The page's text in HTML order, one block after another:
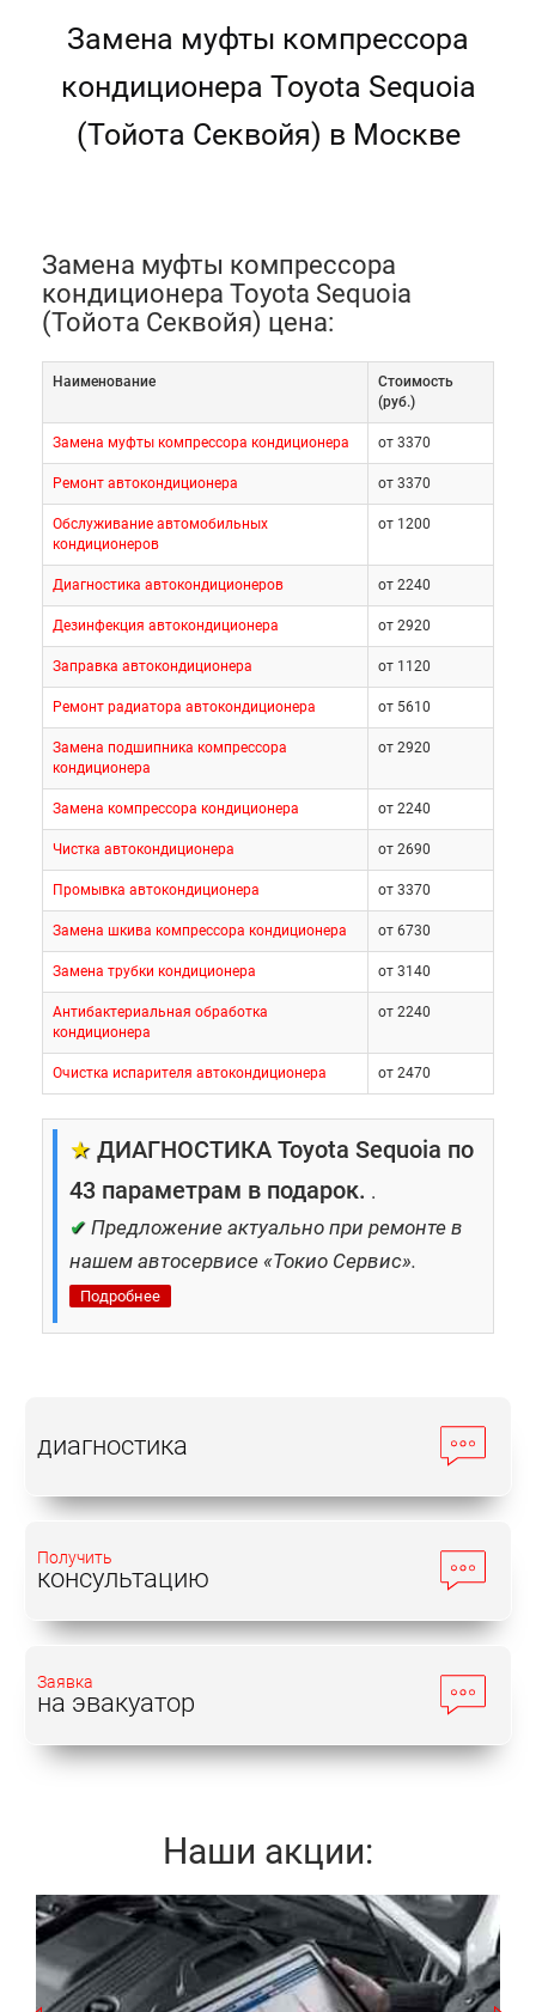
Замена муфты компрессора
кондиционера Toyota Sequoia
(Тойота Секвойя) в Москве
Замена муфты компрессора
кондиционера Toyota Sequoia
(Тойота Секвойя) цена:
Наименование
Cтоимость
(руб.)
Замена муфты компрессора кондиционера от 3370
Ремонт автокондиционера от 3370
Обслуживание автомобильных
кондиционеров
от 1200
Диагностика автокондиционеров от 2240
Дезинфекция автокондиционера от 2920
Заправка автокондиционера от 1120
Ремонт радиатора автокондиционера от 5610
Замена подшипника компрессора
кондиционера
от 2920
Замена компрессора кондиционера от 2240
Чистка автокондиционера от 2690
Промывка автокондиционера от 3370
Замена шкива компрессора кондиционера от 6730
Замена трубки кондиционера от 3140
Антибактериальная обработка
кондиционера
от 2240
Очистка испарителя автокондиционера от 2470
★ ДИАГНОСТИКА Toyota Sequoia по
43 параметрам в подарок. .
✔ Предложение актуально при ремонте в
нашем автосервисе «Токио Сервис».
Подробнее
диагностика
Получить
консультацию
Заявка
на эвакуатор
Наши акции:
Записаться